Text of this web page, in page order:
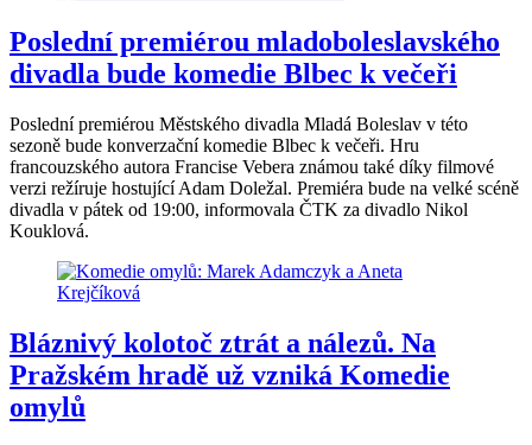
Poslední premiérou mladoboleslavského
divadla bude komedie Blbec k večeři
Poslední premiérou Městského divadla Mladá Boleslav v této
sezoně bude konverzační komedie Blbec k večeři. Hru
francouzského autora Francise Vebera známou také díky filmové
verzi režíruje hostující Adam Doležal. Premiéra bude na velké scéně
divadla v pátek od 19:00, informovala ČTK za divadlo Nikol
Kouklová.
Bláznivý kolotoč ztrát a nálezů. Na
Pražském hradě už vzniká Komedie
omylů